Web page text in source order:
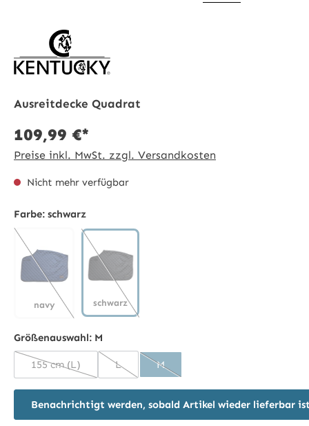
Ausreitdecke Quadrat
109,99 €*
Preise inkl. MwSt. zzgl. Versandkosten
Nicht mehr verfügbar
Farbe: schwarz
navy schwarz
Größenauswahl: M
155 cm (L)
(Diese Option ist zurzeit nicht verfügbar.)
L
(Diese Option ist zurzeit nicht verfügbar.)
M
(Diese Option ist zurzeit nicht
Benachrichtigt werden, sobald Artikel wieder lieferbar